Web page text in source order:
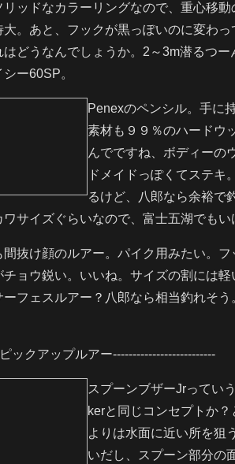
ッドなカラーリングなので、重心移
。あと、フックが黒っぽいのに変わ
どうなんでしょうか。2～3m潜るつ
ー60SP。
Penexのペンシル。手に
素材も９９％のハードウ
んでですね、ボディーの
ドメイドっぽくてステキ
るけど、八郎なら余裕で
サイズぐらいなので、富士五湖でもい
抜け顔のルアー。パイク用みたい。
チョウ鋭い。いいね。サイズの割には
フェスルアー？八郎なら相当釣れそ
ックアップルアー--------------------------
スプーンブザーJrってい
kerと同じコンセプトか
よりは水面に近い所を狙
いだし、スプーン部分の